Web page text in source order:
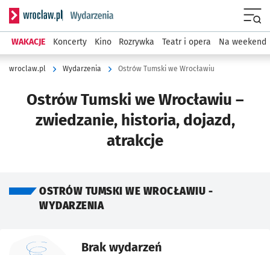
Serwis informacyjny wroclaw.pl podserwis: Wydarzenia
WAKACJE Koncerty Kino Rozrywka Teatr i opera Na weekend
wroclaw.pl Wydarzenia Ostrów Tumski we Wrocławiu
Ostrów Tumski we Wrocławiu –
zwiedzanie, historia, dojazd,
atrakcje
OSTRÓW TUMSKI WE WROCŁAWIU -
WYDARZENIA
Brak wydarzeń